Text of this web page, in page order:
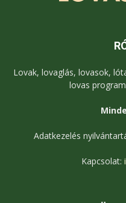
Lovak, lovaglás, lovasok,
lovas
Adatkezelés
Kapcsolat: